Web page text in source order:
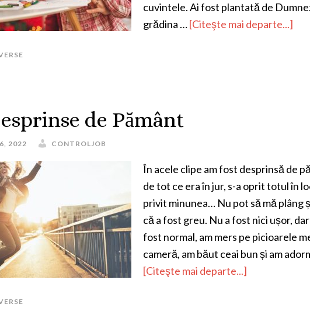
cuvintele. Ai fost plantată de
grădina …[Citeşte mai departe...]
de Pământ
2022 CONTROLJOB
În acele clipe am fost desprinsă de
de tot ce era în jur, s-a oprit totul în
privit minunea… Nu pot să mă plâng
că a fost greu. Nu a fost nici ușor,
fost normal, am mers pe picioarele
cameră, am băut ceai bun și am
[Citeşte mai departe...]